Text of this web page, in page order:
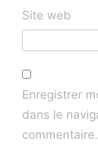
Site web
Enregistrer
dans le
commentaire.